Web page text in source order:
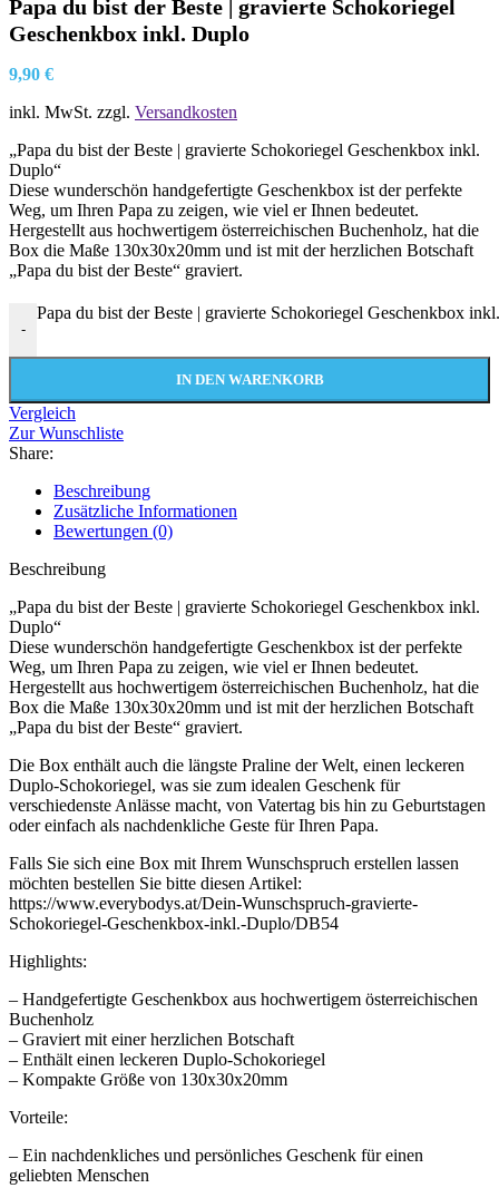
Papa du bist der Beste | gravierte Schokoriegel
Geschenkbox inkl. Duplo
9,90 €
inkl. MwSt. zzgl. Versandkosten
„Papa du bist der Beste | gravierte Schokoriegel Geschenkbox inkl.
Duplo“
Diese wunderschön handgefertigte Geschenkbox ist der perfekte
Weg, um Ihren Papa zu zeigen, wie viel er Ihnen bedeutet.
Hergestellt aus hochwertigem österreichischen Buchenholz, hat die
Box die Maße 130x30x20mm und ist mit der herzlichen Botschaft
„Papa du bist der Beste“ graviert.
-
Papa du bist der Beste | gravierte Schokoriegel Geschenkbox
IN DEN WARENKORB
Vergleich
Zur Wunschliste
Share:
Beschreibung
Zusätzliche Informationen
Bewertungen (0)
Beschreibung
„Papa du bist der Beste | gravierte Schokoriegel Geschenkbox inkl.
Duplo“
Diese wunderschön handgefertigte Geschenkbox ist der perfekte
Weg, um Ihren Papa zu zeigen, wie viel er Ihnen bedeutet.
Hergestellt aus hochwertigem österreichischen Buchenholz, hat die
Box die Maße 130x30x20mm und ist mit der herzlichen Botschaft
„Papa du bist der Beste“ graviert.
Die Box enthält auch die längste Praline der Welt, einen leckeren
Duplo-Schokoriegel, was sie zum idealen Geschenk für
verschiedenste Anlässe macht, von Vatertag bis hin zu Geburtstagen
oder einfach als nachdenkliche Geste für Ihren Papa.
Falls Sie sich eine Box mit Ihrem Wunschspruch erstellen lassen
möchten bestellen Sie bitte diesen Artikel:
https://www.everybodys.at/Dein-Wunschspruch-gravierte-
Schokoriegel-Geschenkbox-inkl.-Duplo/DB54
Highlights:
– Handgefertigte Geschenkbox aus hochwertigem österreichischen
Buchenholz
– Graviert mit einer herzlichen Botschaft
– Enthält einen leckeren Duplo-Schokoriegel
– Kompakte Größe von 130x30x20mm
Vorteile:
– Ein nachdenkliches und persönliches Geschenk für einen
geliebten Menschen